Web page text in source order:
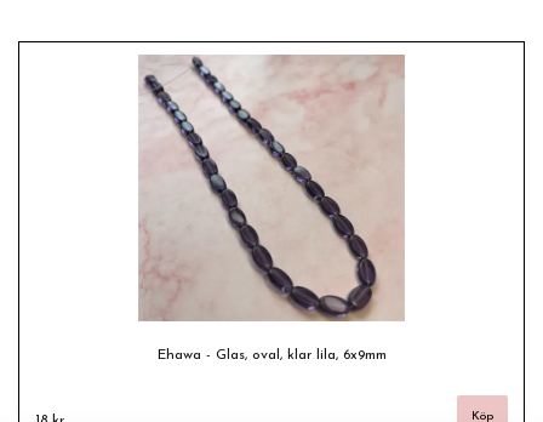
Ehawa - Glas, oval, klar lila, 6x9mm